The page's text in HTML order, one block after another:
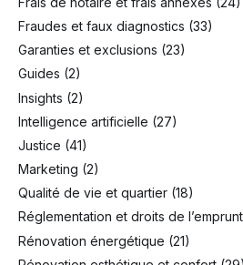
Fraudes et faux diagnostics (33)
Garanties et exclusions (23)
Guides (2)
Insights (2)
Intelligence artificielle (27)
Justice (41)
Marketing (2)
Qualité de vie et quartier (18)
Réglementation et droits de
Rénovation énergétique (21)